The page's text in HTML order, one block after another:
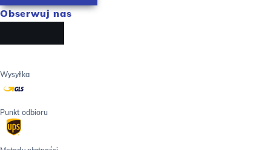
Obserwuj nas
Wysyłka
Punkt odbioru